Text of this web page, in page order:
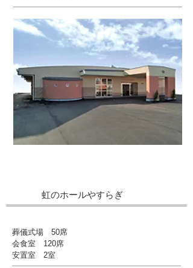
虹のホールやすらぎ
葬儀式場 50席
会食室 120席
安置室 2室